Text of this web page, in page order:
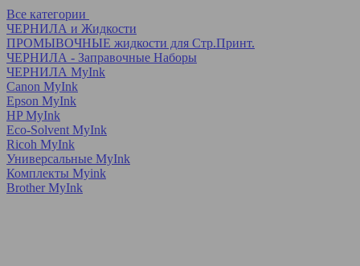
Все категории
ЧЕРНИЛА и Жидкости
ПРОМЫВОЧНЫЕ жидкости для Стр.Принт.
ЧЕРНИЛА - Заправочные Наборы
ЧЕРНИЛА MyInk
Canon MyInk
Epson MyInk
HP MyInk
Eco-Solvent MyInk
Ricoh MyInk
Универсальные MyInk
Комплекты Myink
Brother MyInk